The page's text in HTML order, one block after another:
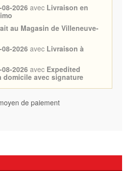
08-2026avec Livraison en
au Magasin de Villeneuve-
08-2026avec Livraison à
08-2026avec Expedited
avec signature